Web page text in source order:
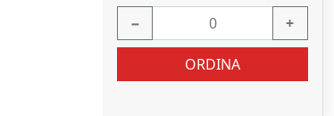
− +
ORDINA